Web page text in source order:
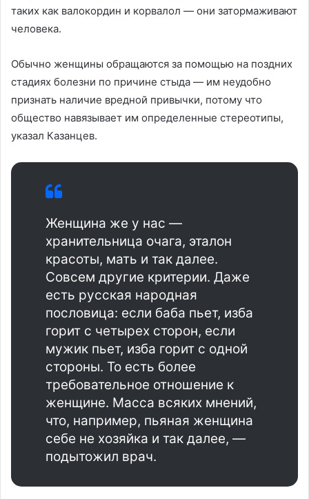
таких как валокордин и корвалол — они затормаживают
человека.
Обычно женщины обращаются за помощью на поздних
стадиях болезни по причине стыда — им неудобно
признать наличие вредной привычки, потому что
общество навязывает им определенные стереотипы,
указал Казанцев.
Женщина же у нас —
хранительница очага, эталон
красоты, мать и так далее.
Совсем другие критерии. Даже
есть русская народная
пословица: если баба пьет, изба
горит с четырех сторон, если
мужик пьет, изба горит с одной
стороны. То есть более
требовательное отношение к
женщине. Масса всяких мнений,
что, например, пьяная женщина
себе не хозяйка и так далее, —
подытожил врач.